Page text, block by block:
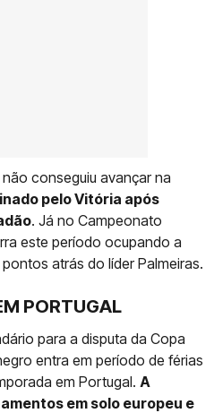
conseguiu avançar na
pelo Vitória após
. Já no Campeonato
este período ocupando a
atrás do líder Palmeiras.
PORTUGAL
para a disputa da Copa
entra em período de férias
em Portugal. A
em solo europeu e